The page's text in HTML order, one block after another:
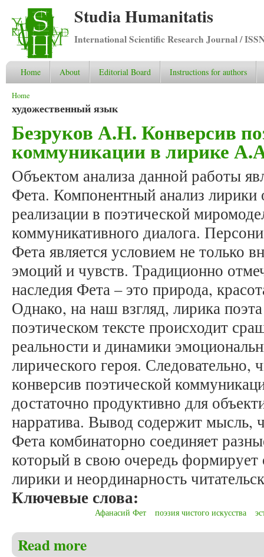
Studia Humanitatis
International Scientific Research Journal /
Home About Editorial Board Instructions for authors
You are here
Home
художественный язык
Безруков А.Н. Конверсив
коммуникации в лирике
Объектом анализа данной работы
Фета. Компонентный анализ лирики
реализации в поэтической
коммуникативного диалога.
Фета является условием не только
эмоций и чувств. Традиционно
наследия Фета – это природа,
Однако, на наш взгляд, лирика
поэтическом тексте происходит
реальности и динамики
лирического героя. Следовательно,
конверсив поэтической
достаточно продуктивно для
нарратива. Вывод содержит мысль,
Фета комбинаторно соединяет
который в свою очередь формирует
лирики и неординарность
Ключевые слова:
Афанасий Фет поэзия чистого искусства
Read more